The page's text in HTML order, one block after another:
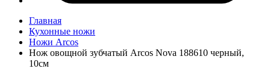
Главная
Кухонные ножи
Ножи Arcos
Нож овощной зубчатый Arcos Nova 188610 черный,
10см